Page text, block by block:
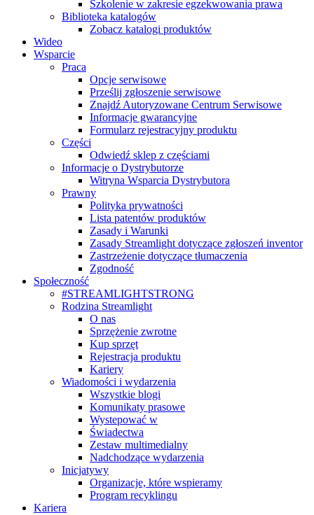
Szkolenie w zakresie egzekwowania prawa
Biblioteka katalogów
Zobacz katalogi produktów
Wideo
Wsparcie
Praca
Opcje serwisowe
Prześlij zgłoszenie serwisowe
Znajdź Autoryzowane Centrum Serwisowe
Informacje gwarancyjne
Formularz rejestracyjny produktu
Części
Odwiedź sklep z częściami
Informacje o Dystrybutorze
Witryna Wsparcia Dystrybutora
Prawny
Polityka prywatności
Lista patentów produktów
Zasady i Warunki
Zasady Streamlight dotyczące zgłoszeń inventor
Zastrzeżenie dotyczące tłumaczenia
Zgodność
Społeczność
#STREAMLIGHTSTRONG
Rodzina Streamlight
O nas
Sprzężenie zwrotne
Kup sprzęt
Rejestracja produktu
Kariery
Wiadomości i wydarzenia
Wszystkie blogi
Komunikaty prasowe
Wystepować w
Świadectwa
Zestaw multimedialny
Nadchodzące wydarzenia
Inicjatywy
Organizacje, które wspieramy
Program recyklingu
Kariera